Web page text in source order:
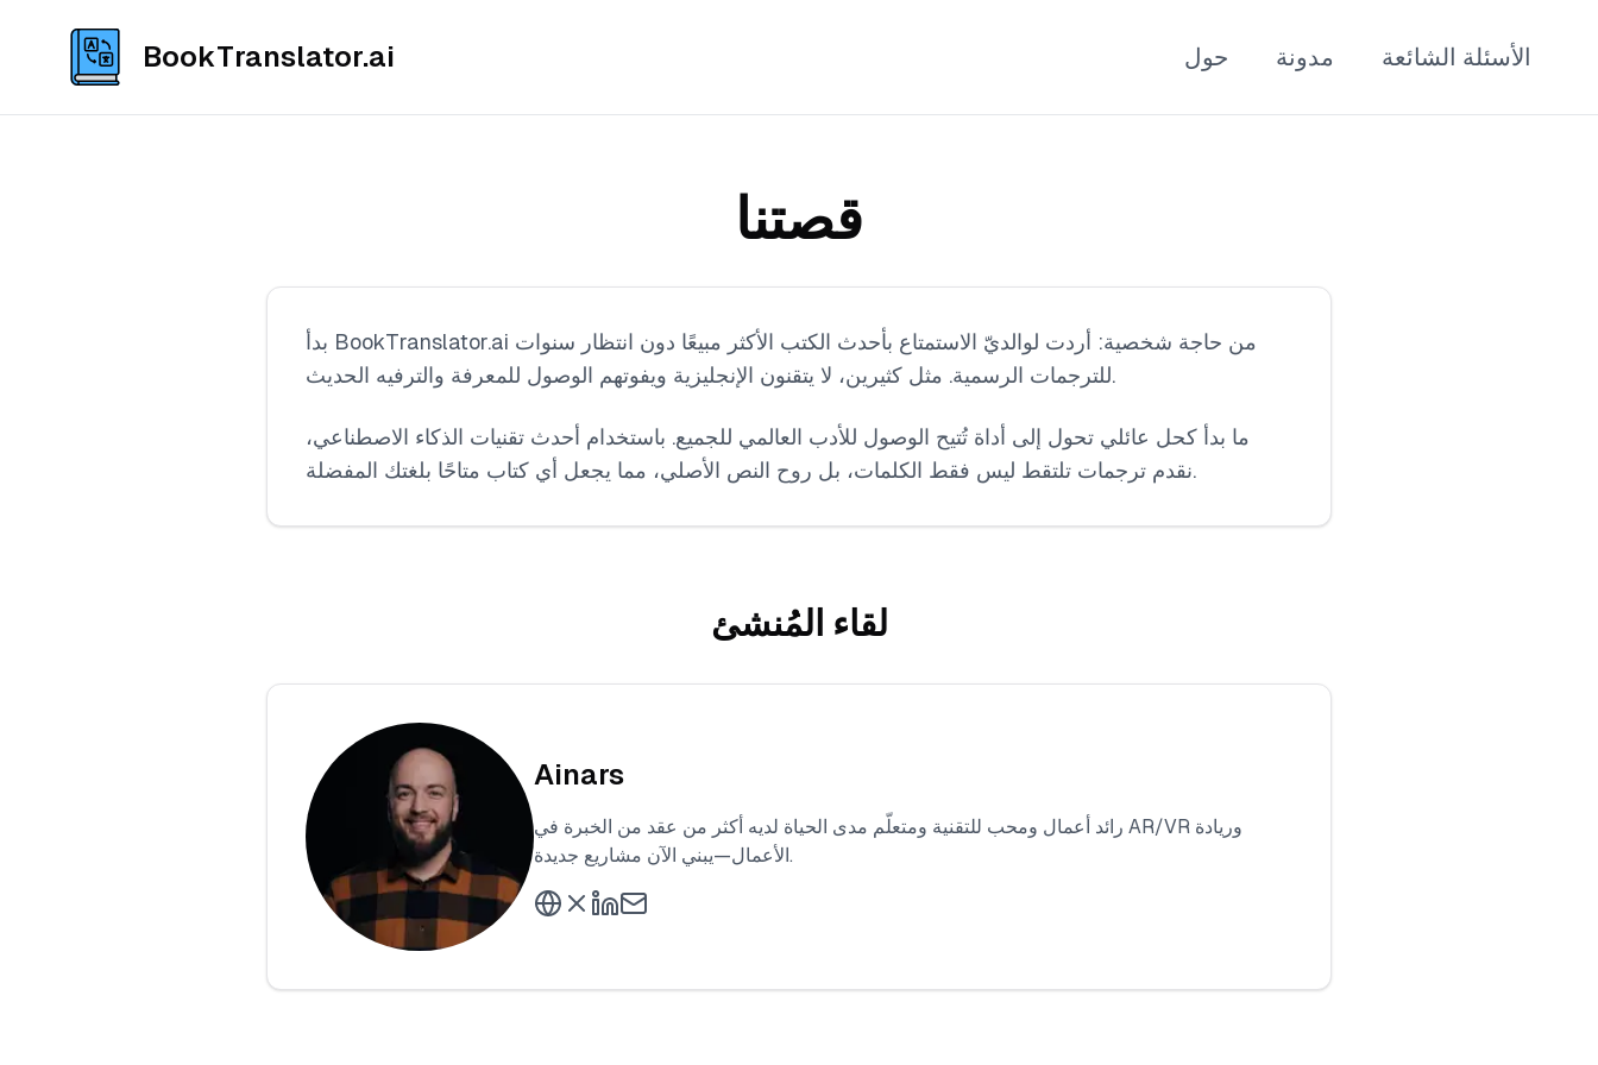
BookTranslator.ai حول مدونة الأسئلة الشائعة
قصتنا
بدأ BookTranslator.ai من حاجة شخصية: أردت لوالديّ الاستمتاع بأحدث الكتب الأكثر مبيعًا دون انتظار سنوات
للترجمات الرسمية. مثل كثيرين، لا يتقنون الإنجليزية ويفوتهم الوصول للمعرفة والترفيه الحديث.
ما بدأ كحل عائلي تحول إلى أداة تُتيح الوصول للأدب العالمي للجميع. باستخدام أحدث تقنيات الذكاء الاصطناعي،
نقدم ترجمات تلتقط ليس فقط الكلمات، بل روح النص الأصلي، مما يجعل أي كتاب متاحًا بلغتك المفضلة.
لقاء المُنشئ
Ainars
رائد أعمال ومحب للتقنية ومتعلّم مدى الحياة لديه أكثر من عقد من الخبرة في AR/VR وريادة
الأعمال—يبني الآن مشاريع جديدة.